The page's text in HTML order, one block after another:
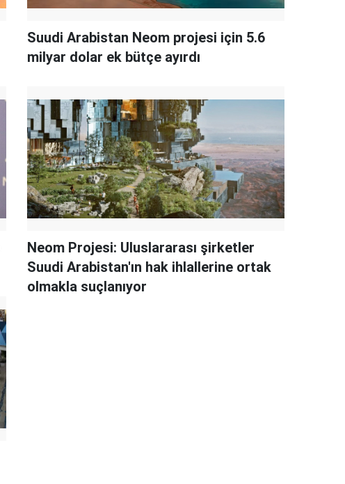
Suudi Arabistan Neom projesi için 5.6
milyar dolar ek bütçe ayırdı
Neom Projesi: Uluslararası şirketler
Suudi Arabistan'ın hak ihlallerine ortak
olmakla suçlanıyor